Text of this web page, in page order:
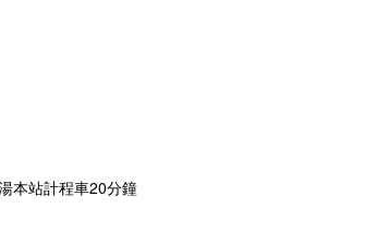
本站計程車20分鐘